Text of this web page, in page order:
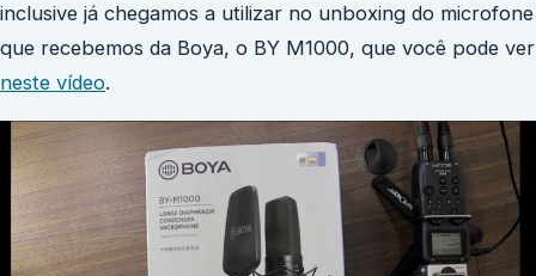
inclusive já chegamos a utilizar no unboxing do microfone
que recebemos da Boya, o BY M1000, que você pode ver
neste vídeo.